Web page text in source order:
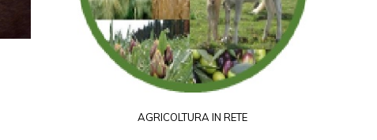
AGRICOLTURA IN RETE